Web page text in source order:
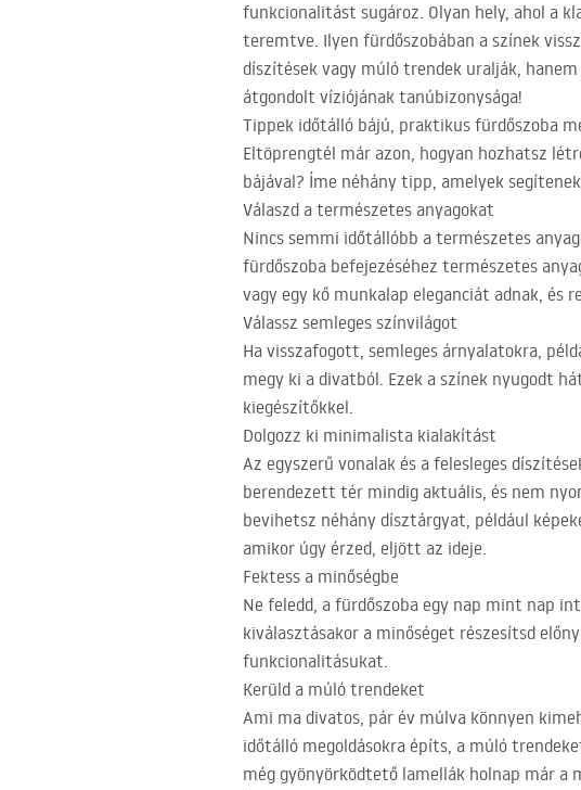
funkcionalitást sugároz. Olyan hely, ahol a
teremtve. Ilyen fürdőszobában a színek
díszítések vagy múló trendek uralják,
átgondolt víziójának tanúbizonysága!
Tippek időtálló bájú, praktikus fürdőszoba
Eltöprengtél már azon, hogyan hozhatsz
bájával? Íme néhány tipp, amelyek
Válaszd a természetes anyagokat
Nincs semmi időtállóbb a természetes
fürdőszoba befejezéséhez természetes
vagy egy kő munkalap eleganciát adnak, és
Válassz semleges színvilágot
Ha visszafogott, semleges árnyalatokra,
megy ki a divatból. Ezek a színek nyugodt
kiegészítőkkel.
Dolgozz ki minimalista kialakítást
Az egyszerű vonalak és a felesleges
berendezett tér mindig aktuális, és nem
bevihetsz néhány dísztárgyat, például
amikor úgy érzed, eljött az ideje.
Fektess a minőségbe
Ne feledd, a fürdőszoba egy nap mint nap
kiválasztásakor a minőséget részesítsd
funkcionalitásukat.
Kerüld a múló trendeket
Ami ma divatos, pár év múlva könnyen
időtálló megoldásokra építs, a múló
még gyönyörködtető lamellák holnap már a